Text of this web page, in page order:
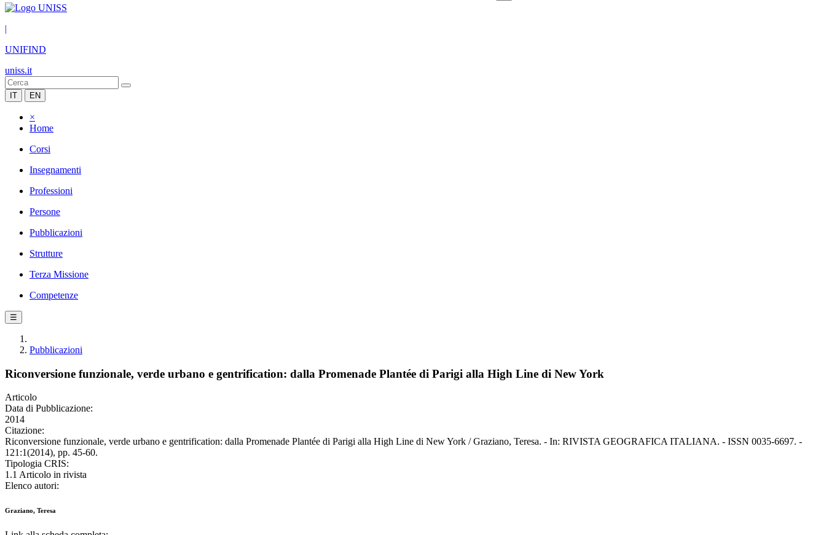
|
UNIFIND
uniss.it
IT EN
×
Home
Corsi
Insegnamenti
Professioni
Persone
Pubblicazioni
Strutture
Terza Missione
Competenze
☰
Pubblicazioni
Riconversione funzionale, verde urbano e gentrification: dalla Promenade Plantée di Parigi alla High Line di New York
Articolo
Data di Pubblicazione:
2014
Citazione:
Riconversione funzionale, verde urbano e gentrification: dalla Promenade Plantée di Parigi alla High Line di New York / Graziano, Teresa. - In: RIVISTA GEOGRAFICA ITALIANA. - ISSN 0035-6697. -
121:1(2014), pp. 45-60.
Tipologia CRIS:
1.1 Articolo in rivista
Elenco autori:
Graziano, Teresa